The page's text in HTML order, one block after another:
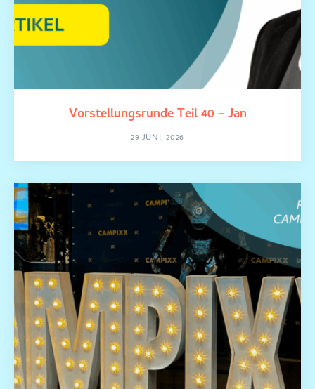
Vorstellungsrunde Teil 40 – Jan
29 JUNI, 2026